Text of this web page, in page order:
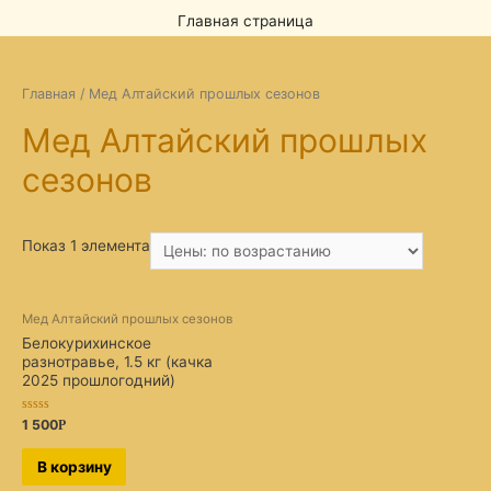
Главная страница
Главная / Мед Алтайский прошлых сезонов
Мед Алтайский прошлых
сезонов
Показ 1 элемента
Мед Алтайский прошлых сезонов
Белокурихинское
разнотравье, 1.5 кг (качка
2025 прошлогодний)
Оценка
из
1 500Р
В корзину